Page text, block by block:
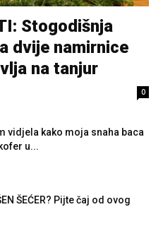
Stogodišnja
dvije namirnice
na tanjur
0
vidjela kako moja snaha baca
u...
ŠEĆER? Pijte čaj od ovog